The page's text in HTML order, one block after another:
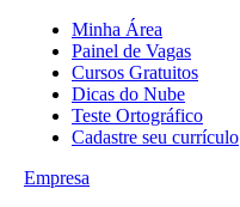
Minha Área
Painel de Vagas
Cursos Gratuitos
Dicas do Nube
Teste Ortográfico
Cadastre seu currículo
Empresa